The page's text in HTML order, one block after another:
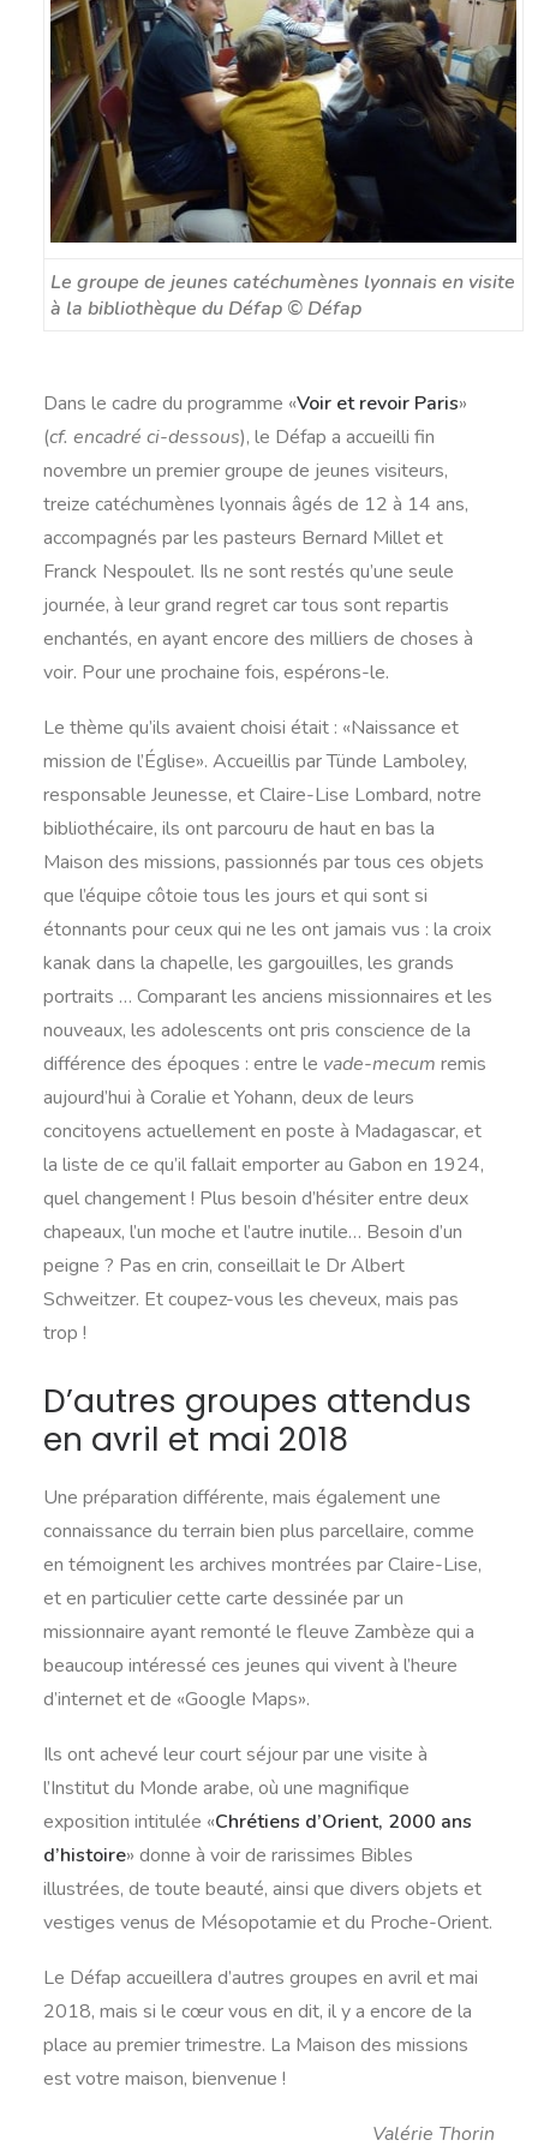
Le groupe de jeunes catéchumènes lyonnais en visite
à la bibliothèque du Défap © Défap
Dans le cadre du programme «Voir et revoir Paris»
(cf. encadré ci-dessous), le Défap a accueilli fin
novembre un premier groupe de jeunes visiteurs,
treize catéchumènes lyonnais âgés de 12 à 14 ans,
accompagnés par les pasteurs Bernard Millet et
Franck Nespoulet. Ils ne sont restés qu’une seule
journée, à leur grand regret car tous sont repartis
enchantés, en ayant encore des milliers de choses à
voir. Pour une prochaine fois, espérons-le.
Le thème qu’ils avaient choisi était : «Naissance et
mission de l’Église». Accueillis par Tünde Lamboley,
responsable Jeunesse, et Claire-Lise Lombard, notre
bibliothécaire, ils ont parcouru de haut en bas la
Maison des missions, passionnés par tous ces objets
que l’équipe côtoie tous les jours et qui sont si
étonnants pour ceux qui ne les ont jamais vus : la croix
kanak dans la chapelle, les gargouilles, les grands
portraits … Comparant les anciens missionnaires et les
nouveaux, les adolescents ont pris conscience de la
différence des époques : entre le vade-mecum remis
aujourd’hui à Coralie et Yohann, deux de leurs
concitoyens actuellement en poste à Madagascar, et
la liste de ce qu’il fallait emporter au Gabon en 1924,
quel changement ! Plus besoin d’hésiter entre deux
chapeaux, l’un moche et l’autre inutile… Besoin d’un
peigne ? Pas en crin, conseillait le Dr Albert
Schweitzer. Et coupez-vous les cheveux, mais pas
trop !
D’autres groupes attendus
en avril et mai 2018
Une préparation différente, mais également une
connaissance du terrain bien plus parcellaire, comme
en témoignent les archives montrées par Claire-Lise,
et en particulier cette carte dessinée par un
missionnaire ayant remonté le fleuve Zambèze qui a
beaucoup intéressé ces jeunes qui vivent à l’heure
d’internet et de «Google Maps».
Ils ont achevé leur court séjour par une visite à
l’Institut du Monde arabe, où une magnifique
exposition intitulée «Chrétiens d’Orient, 2000 ans
d’histoire» donne à voir de rarissimes Bibles
illustrées, de toute beauté, ainsi que divers objets et
vestiges venus de Mésopotamie et du Proche-Orient.
Le Défap accueillera d’autres groupes en avril et mai
2018, mais si le cœur vous en dit, il y a encore de la
place au premier trimestre. La Maison des missions
est votre maison, bienvenue !
Valérie Thorin